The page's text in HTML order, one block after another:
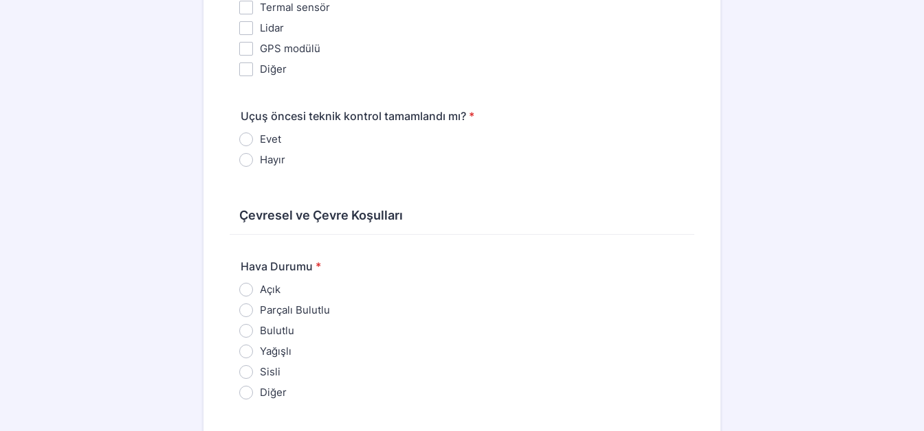
Termal sensör
Lidar
GPS modülü
Diğer
Uçuş öncesi teknik kontrol tamamlandı mı? *
Evet
Hayır
Çevresel ve Çevre Koşulları
Hava Durumu *
Açık
Parçalı Bulutlu
Bulutlu
Yağışlı
Sisli
Diğer